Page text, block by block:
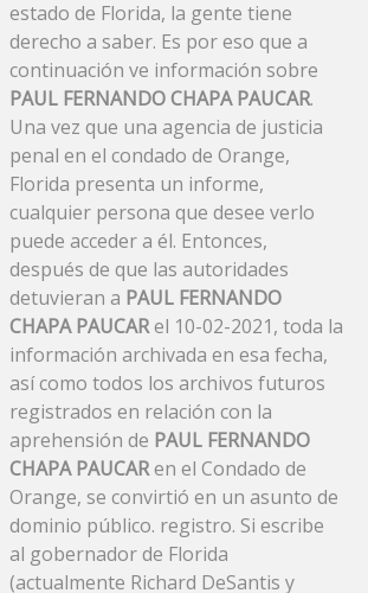
estado de Florida, la gente tiene
derecho a saber. Es por eso que a
continuación ve información sobre
PAUL FERNANDO CHAPA PAUCAR.
Una vez que una agencia de justicia
penal en el condado de Orange,
Florida presenta un informe,
cualquier persona que desee verlo
puede acceder a él. Entonces,
después de que las autoridades
detuvieran a PAUL FERNANDO
CHAPA PAUCARel 10-02-2021, toda la
información archivada en esa fecha,
así como todos los archivos futuros
registrados en relación con la
aprehensión de PAUL FERNANDO
CHAPA PAUCARen el Condado de
Orange, se convirtió en un asunto de
dominio público. registro. Si escribe
al gobernador de Florida
(actualmente Richard DeSantis y